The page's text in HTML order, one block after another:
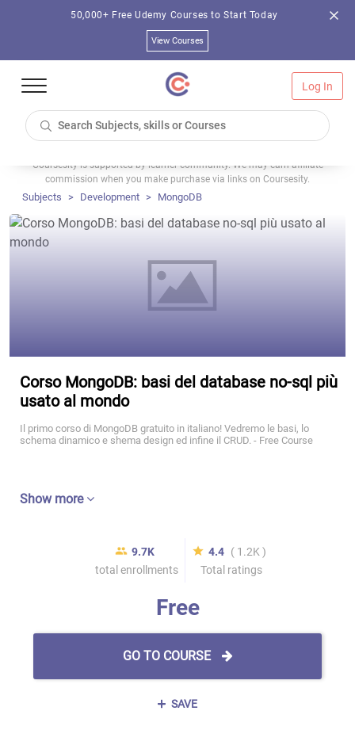
50,000+ Free Udemy Courses to Start Today
View Courses
Log In
Coursesity is supported by learner community. We may earn affiliate
commission when you make purchase via links on Coursesity.
Subjects Development MongoDB
Corso MongoDB: basi del database no-sql più
usato al mondo
Il primo corso di MongoDB gratuito in italiano! Vedremo le basi, lo
schema dinamico e shema design ed infine il CRUD. - Free Course
Show more
9.7K
total enrollments
4.4 ( 1.2K )
Total ratings
Free
GO TO COURSE
SAVE